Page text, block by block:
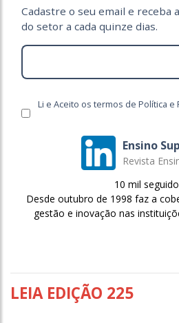
Cadastre o seu email e receba
do setor a cada quinze dias.
Li e Aceito os termos de Política e
Ensino
Revista
10 mil
Desde outubro de 1998 faz a
gestão e inovação nas
LEIA EDIÇÃO 225